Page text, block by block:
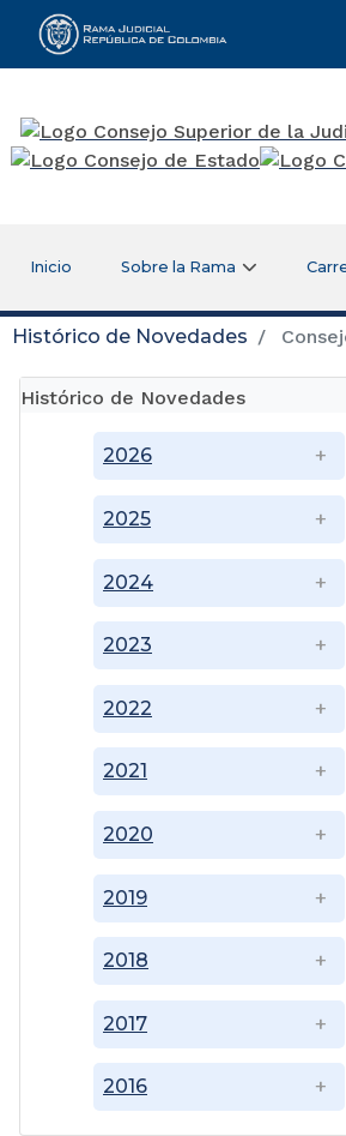
Rama Judicial
Inicio Sobre la Rama
Histórico de Novedades
Histórico de Novedades
2016
2017
2018
2019
2020
2021
2022
2023
2024
2025
2026